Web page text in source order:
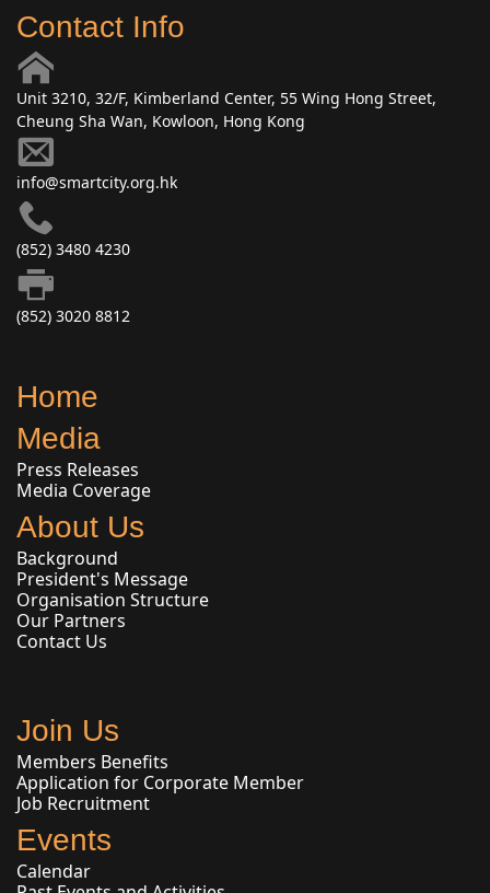
Contact Info
Unit 3210, 32/F, Kimberland Center, 55 Wing Hong Street,
Cheung Sha Wan, Kowloon, Hong Kong
info@smartcity.org.hk
(852) 3480 4230
(852) 3020 8812
Home
Media
Press Releases
Media Coverage
About Us
Background
President's Message
Organisation Structure
Our Partners
Contact Us
Join Us
Members Benefits
Application for Corporate Member
Job Recruitment
Events
Calendar